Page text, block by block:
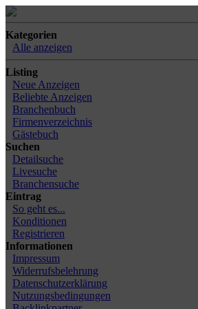
Kategorien
Alle anzeigen
Listing
Neue Anzeigen
Beliebte Anzeigen
Branchenbuch
Firmenverzeichnis
Gästebuch
Suchen
Detailsuche
Livesuche
Branchensuche
Eintrag
So geht es...
Konditionen
Registrieren
Informationen
Impressum
Widerrufsbelehrung
Datenschutzerklärung
Nutzungsbedingungen